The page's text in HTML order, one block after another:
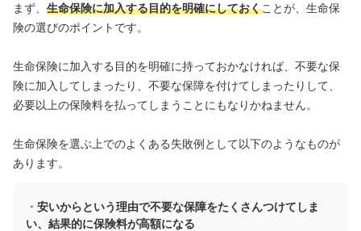
まず、 生命保険に加入する目的を明確にしておくことが、生命保
険の選びのポイントです。
生命保険に加入する目的を明確に持っておかなければ、不要な保
険に加入してしまったり、不要な保障を付けてしまったりして、
必要以上の保険料を払ってしまうことにもなりかねません。
生命保険を選ぶ上でのよくある失敗例として以下のようなものが
あります。
安いからという理由で不要な保障をたくさんつけてしま
い、結果的に保険料が高額になる